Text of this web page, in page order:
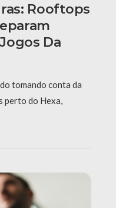
Rooftops
Da
tomando conta da
perto do Hexa,